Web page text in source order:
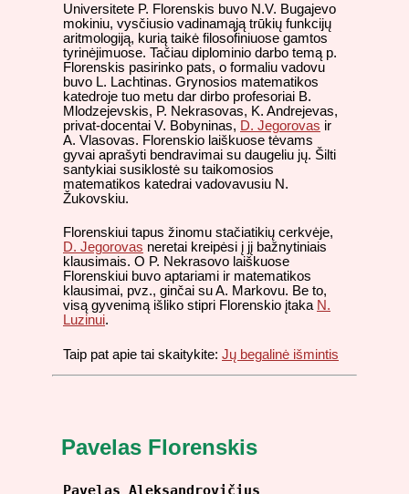
Universitete P. Florenskis buvo N.V. Bugajevo
mokiniu, vysčiusio vadinamąją trūkių funkcijų
aritmologiją, kurią taikė filosofiniuose gamtos
tyrinėjimuose. Tačiau diplominio darbo temą p.
Florenskis pasirinko pats, o formaliu vadovu
buvo L. Lachtinas. Grynosios matematikos
katedroje tuo metu dar dirbo profesoriai B.
Mlodzejevskis, P. Nekrasovas, K. Andrejevas,
privat-docentai V. Bobyninas, D. Jegorovas ir
A. Vlasovas. Florenskio laiškuose tėvams
gyvai aprašyti bendravimai su daugeliu jų. Šilti
santykiai susiklostė su taikomosios
matematikos katedrai vadovavusiu N.
Žukovskiu.
Florenskiui tapus žinomu stačiatikių cerkvėje,
D. Jegorovas neretai kreipėsi į jį bažnytiniais
klausimais. O P. Nekrasovo laiškuose
Florenskiui buvo aptariami ir matematikos
klausimai, pvz., ginčai su A. Markovu. Be to,
visą gyvenimą išliko stipri Florenskio įtaka N.
Luzinui.
Taip pat apie tai skaitykite: Jų begalinė išmintis
Pavelas Florenskis
Pavelas Aleksandrovičius